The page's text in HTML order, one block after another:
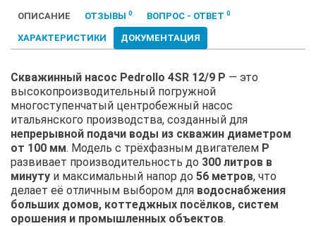
ОПИСАНИЕ ОТЗЫВЫ 0 ВОПРОС - ОТВЕТ 0
ХАРАКТЕРИСТИКИ ДОКУМЕНТАЦИЯ
Скважинный насос Pedrollo 4SR 12/9 P — это
высокопроизводительный погружной
многоступенчатый центробежный насос
итальянского производства, созданный для
непрерывной подачи воды из скважин диаметром
от 100 мм. Модель с трёхфазным двигателем P
развивает производительность до 300 литров в
минуту и максимальный напор до 56 метров, что
делает её отличным выбором для водоснабжения
больших домов, коттеджных посёлков, систем
орошения и промышленных объектов.